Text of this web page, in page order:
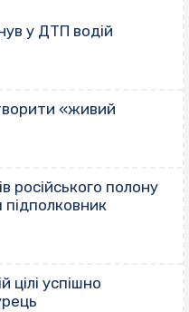
у ДТП водій
«живий
російського полону
цілі успішно